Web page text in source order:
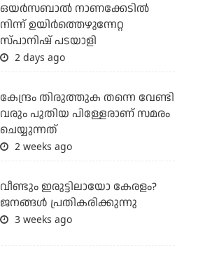
ഒയര്‍സബാൽ നാണക്കേടിൽ
നിന്ന് ഉയിർത്തെഴുന്നേറ്റ
സ്പാനിഷ് പടയാളി
2 days ago
കേന്ദ്രം തിരുത്തുക തന്നെ വേണ്ടി
വരും പുതിയ പിള്ളേരാണ് സമരം
ചെയ്യുന്നത്
2 weeks ago
വീണ്ടും ഇരുട്ടിലായോ കേരളം?
ജനങ്ങൾ പ്രതികരിക്കുന്നു
3 weeks ago